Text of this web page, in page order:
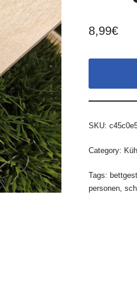
8,99€
SKU:
Category:
Tags:
personen,